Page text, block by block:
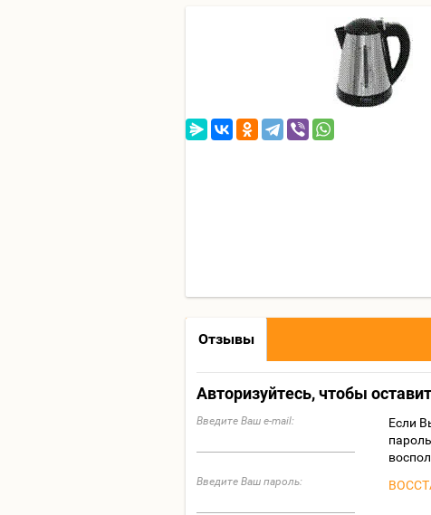
Отзывы
Авторизуйтесь, чтобы
Введите Ваш e-mail:
Введите Ваш пароль:
Если